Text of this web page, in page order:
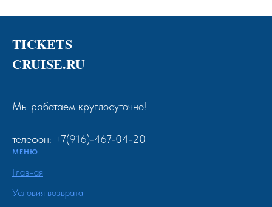
TICKETS
CRUISE.RU
Мы работаем круглосуточно!
телефон: +7(916)-467-04-20
МЕНЮ
Главная
Условия возврата